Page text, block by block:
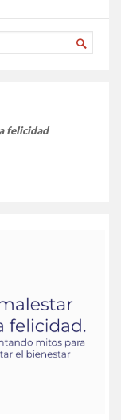

felicidad